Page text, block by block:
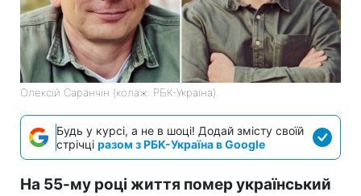
Олексій Саранчін (колаж: РБК-Україна)
Будь у курсі, а не в шоці! Додай змісту своїй
стрічці разом з РБК-Україна в Google
На 55-му році життя помер український